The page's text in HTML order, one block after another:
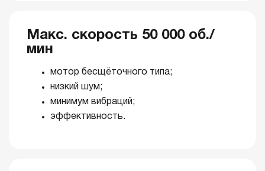
Макс. скорость 50 000 об./
мин
мотор бесщёточного типа;
низкий шум;
минимум вибраций;
эффективность.